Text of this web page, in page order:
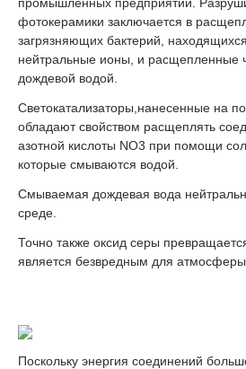
фотокерамики заключается в
загрязняющих бактерий,
нейтральные ионы, и расщепленные
дождевой водой.
Светокатализаторы,нанесенные на
обладают свойством расщеплять
азотной кислоты NO3 при помощи
которые смываются водой.
Смываемая дождевая вода
среде.
Точно также оксид серы
является безвредным для атмосферы.
Поскольку энергия соединений